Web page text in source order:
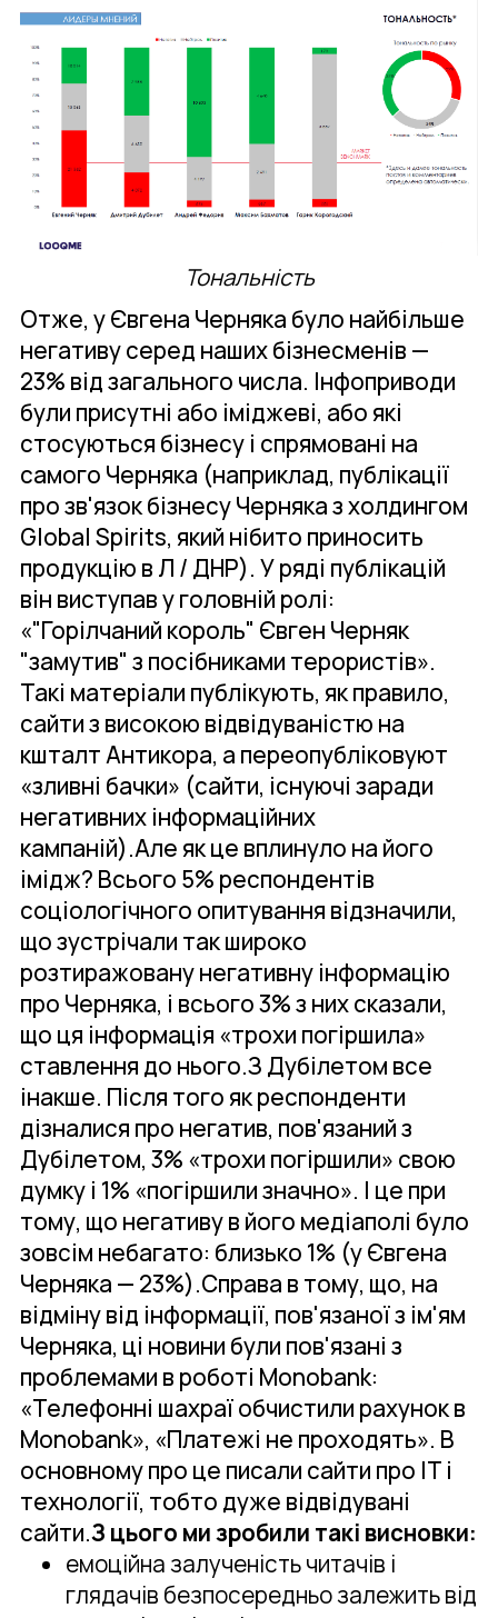
Тональність
Отже, у Євгена Черняка було найбільше
негативу серед наших бізнесменів —
23% від загального числа. Інфоприводи
були присутні або іміджеві, або які
стосуються бізнесу і спрямовані на
самого Черняка (наприклад, публікації
про зв'язок бізнесу Черняка з холдингом
Global Spirits, який нібито приносить
продукцію в Л / ДНР). У ряді публікацій
він виступав у головній ролі:
«"Горілчаний король" Євген Черняк
"замутив" з посібниками терористів».
Такі матеріали публікують, як правило,
сайти з високою відвідуваністю на
кшталт Антикора, а переопубліковуют
«зливні бачки» (сайти, існуючі заради
негативних інформаційних
кампаній).Але як це вплинуло на його
імідж? Всього 5% респондентів
соціологічного опитування відзначили,
що зустрічали так широко
розтиражовану негативну інформацію
про Черняка, і всього 3% з них сказали,
що ця інформація «трохи погіршила»
ставлення до нього.З Дубілетом все
інакше. Після того як респонденти
дізналися про негатив, пов'язаний з
Дубілетом, 3% «трохи погіршили» свою
думку і 1% «погіршили значно». І це при
тому, що негативу в його медіаполі було
зовсім небагато: близько 1% (у Євгена
Черняка — 23%).Справа в тому, що, на
відміну від інформації, пов'язаної з ім'ям
Черняка, ці новини були пов'язані з
проблемами в роботі Monobank:
«Телефонні шахраї обчистили рахунок в
Monobank», «Платежі не проходять». В
основному про це писали сайти про IT і
технології, тобто дуже відвідувані
сайти.З цього ми зробили такі висновки:
емоційна залученість читачів і
глядачів безпосередньо залежить від